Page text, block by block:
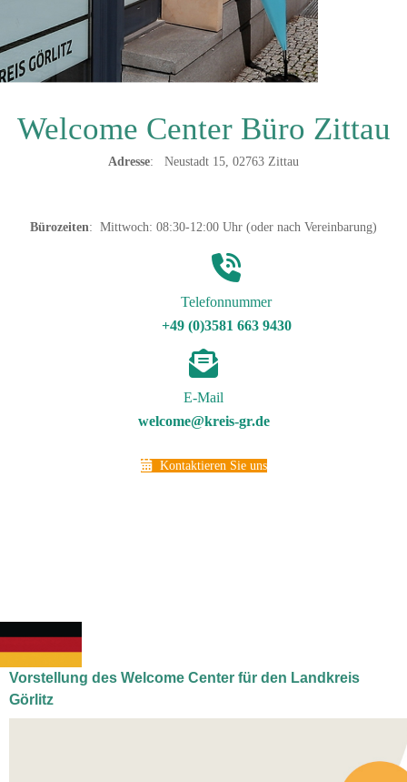
Welcome Center Büro Zittau
Adresse: Neustadt 15, 02763 Zittau
Bürozeiten: Mittwoch: 08:30-12:00 Uhr (oder nach Vereinbarung)
Telefonnummer
+49 (0)3581 663 9430
E-Mail
welcome@kreis-gr.de
Kontaktieren Sie uns
Vorstellung des Welcome Center für den Landkreis
Görlitz